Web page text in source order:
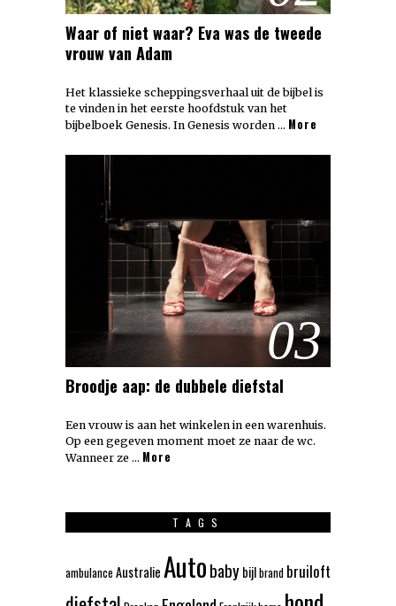
Waar of niet waar? Eva was de tweede
vrouw van Adam
Het klassieke scheppingsverhaal uit de bijbel is
te vinden in het eerste hoofdstuk van het
bijbelboek Genesis. In Genesis worden … More
03
Broodje aap: de dubbele diefstal
Een vrouw is aan het winkelen in een warenhuis.
Op een gegeven moment moet ze naar de wc.
Wanneer ze … More
TAGS
ambulance AustralieAutobabybijlbrand bruiloft